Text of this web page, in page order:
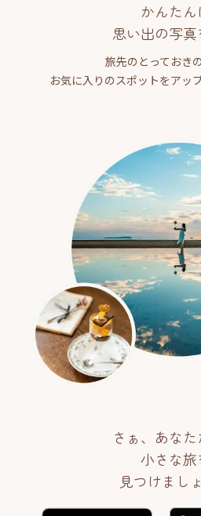
かんたん
思い出の写真
旅先のとっておき
お気に入りのスポットをアッ
さぁ、あな
小さな旅
見つけまし